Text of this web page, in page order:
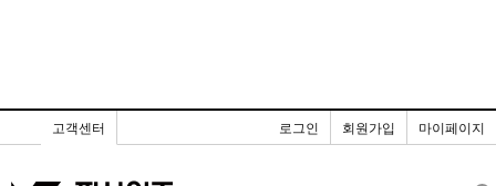
고객센터 로그인 회원가입 마이페이지